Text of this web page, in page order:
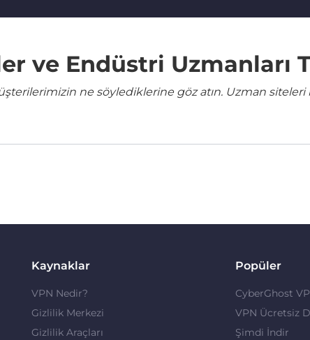
ve Endüstri Uzmanları
ne söylediklerine göz atın. Uzman
Kaynaklar
VPN Nedir?
Gizlilik Merkezi
Gizlilik Araçları
Popüler
CyberGhost
VPN Ücretsiz
Şimdi İndir